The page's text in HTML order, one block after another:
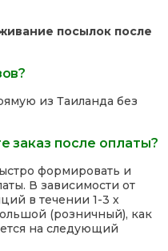
посылок после
из Таиланда без
заказ после оплаты?
формировать и
В зависимости от
в течении 1-3 х
(розничный), как
на следующий